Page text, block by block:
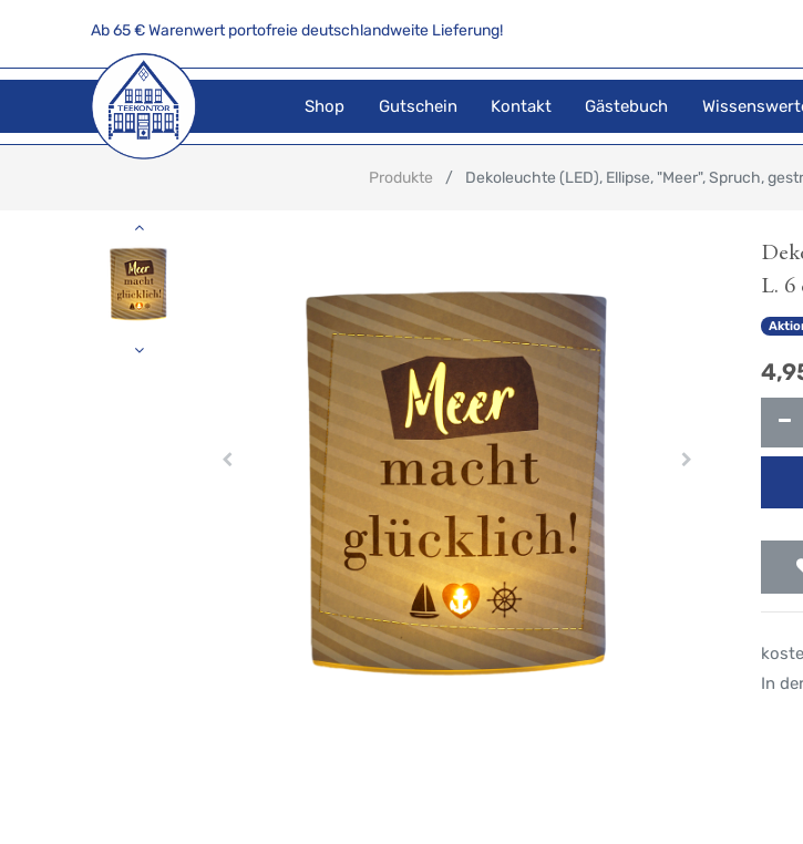
Ab 65 € Warenwert portofreie deutschlandweite Lieferung!
Shop Gutschein Kontakt Gästebuch
Produkte Dekoleuchte (LED), Ellipse, "Meer", Spruch,
L. 6
In